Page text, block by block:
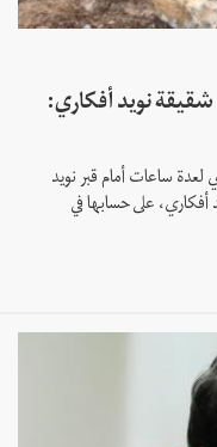
نويد أفكاري:
ساعات أمام قبر نويد
على حسابها في